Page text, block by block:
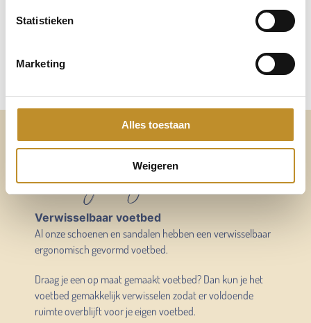
Statistieken
Marketing
Alles toestaan
Weigeren
Altijd voldoende ruimte
voor mijn eigen voetbed
Verwisselbaar voetbed
Al onze schoenen en sandalen hebben een verwisselbaar
ergonomisch gevormd voetbed.
Draag je een op maat gemaakt voetbed? Dan kun je het
voetbed gemakkelijk verwisselen zodat er voldoende
ruimte overblijft voor je eigen voetbed.